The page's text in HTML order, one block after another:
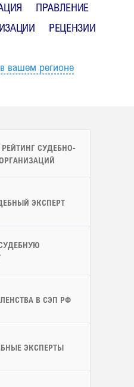
ПРАВЛЕНИЕ
РЕЦЕНЗИИ
вашем регионе
СУДЕБНО-
ЭКСПЕРТ
В СЭП РФ
ЭКСПЕРТЫ